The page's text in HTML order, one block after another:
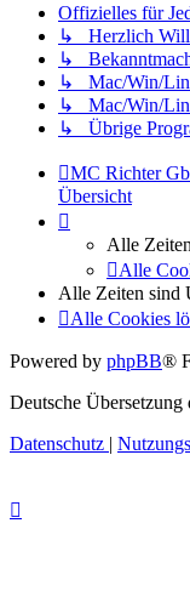
Offizielles für
↳ Herzlich
↳
↳ Mac/Win/
↳ Mac/Win/
↳ Übrige
MC Richter
Übersicht
Alle
Alle
Alle Zeiten sind
Alle Cookies
Powered by phpBB®
Deutsche Übersetzung
Datenschutz |